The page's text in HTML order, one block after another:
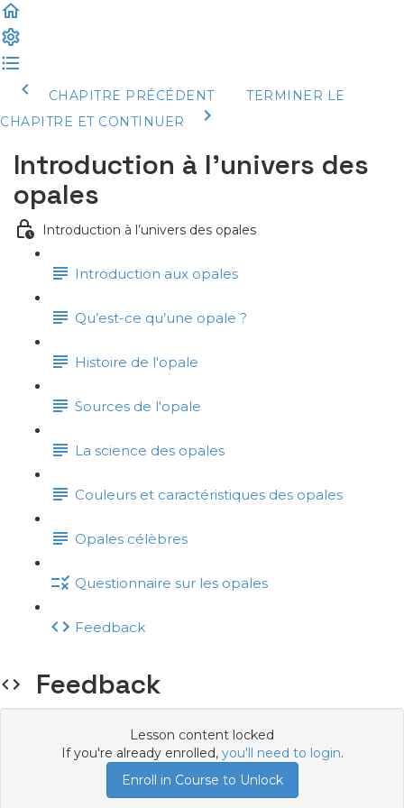
CHAPITRE PRÉCÉDENT
TERMINER LE
CHAPITRE ET CONTINUER
Introduction à l’univers des
opales
Introduction à l’univers des opales
Introduction aux opales
Qu’est-ce qu’une opale ?
Histoire de l'opale
Sources de l'opale
La science des opales
Couleurs et caractéristiques des opales
Opales célèbres
Questionnaire sur les opales
Feedback
Feedback
Lesson content locked
If you're already enrolled, you'll need to login.
Enroll in Course to Unlock